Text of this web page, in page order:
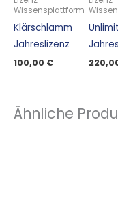
Wissensplattform
Klärschlamm
Jahreslizenz
100,00 €
Ähnliche